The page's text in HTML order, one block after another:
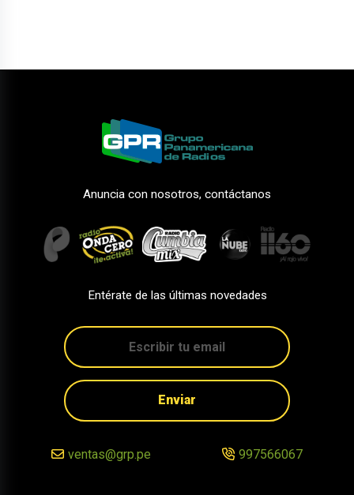
Anuncia con nosotros, contáctanos
Entérate de las últimas novedades
Enviar
ventas@grp.pe 997566067